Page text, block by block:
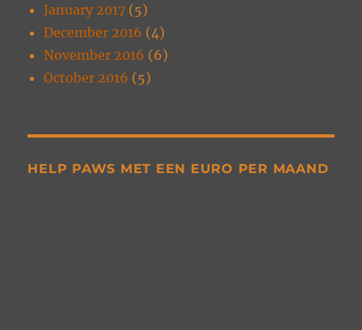
January 2017 (5)
December 2016 (4)
November 2016 (6)
October 2016 (5)
HELP PAWS MET EEN EURO PER MAAND